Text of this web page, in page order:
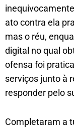
ato contra ela
mas o réu,
digital no qual
ofensa foi
serviços junto à
responder pelo
Completaram a